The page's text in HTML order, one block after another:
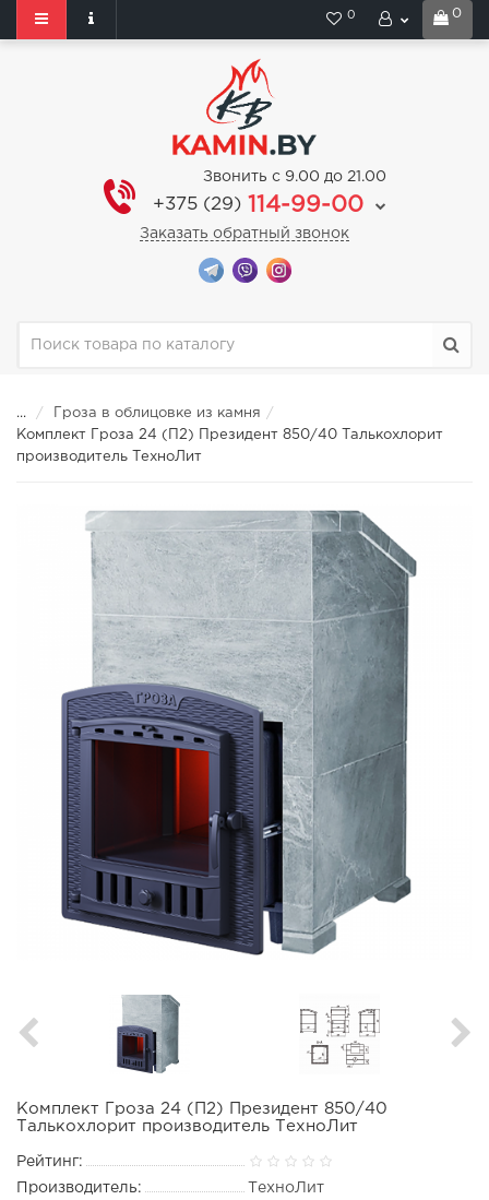
0
0
Звонить с 9.00 до 21.00
+375 (29) 114-99-00
Заказать обратный звонок
...
Гроза в облицовке из камня
Комплект Гроза 24 (П2) Президент 850/40 Талькохлорит
производитель ТехноЛит
Комплект Гроза 24 (П2) Президент 850/40
Талькохлорит производитель ТехноЛит
Рейтинг:
Производитель:
ТехноЛит